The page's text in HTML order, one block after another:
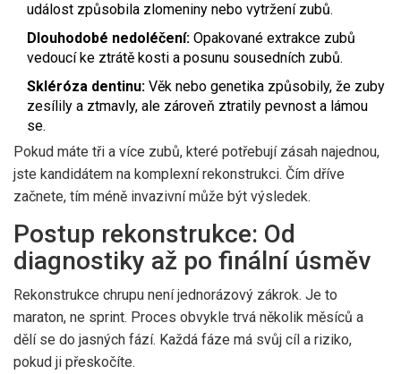
událost způsobila zlomeniny nebo vytržení zubů.
Dlouhodobé nedoléčení: Opakované extrakce zubů
vedoucí ke ztrátě kosti a posunu sousedních zubů.
Skléróza dentinu: Věk nebo genetika způsobily, že zuby
zesílily a ztmavly, ale zároveň ztratily pevnost a lámou
se.
Pokud máte tři a více zubů, které potřebují zásah najednou,
jste kandidátem na komplexní rekonstrukci. Čím dříve
začnete, tím méně invazivní může být výsledek.
Postup rekonstrukce: Od
diagnostiky až po finální úsměv
Rekonstrukce chrupu není jednorázový zákrok. Je to
maraton, ne sprint. Proces obvykle trvá několik měsíců a
dělí se do jasných fází. Každá fáze má svůj cíl a riziko,
pokud ji přeskočíte.